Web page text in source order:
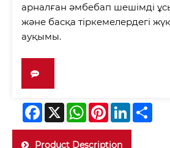
арналған әмбебап шешімді
және басқа тіркемелердегі
ауқымы.
Facebook
X WhatsAppPinterestLinkedIn
Product Description